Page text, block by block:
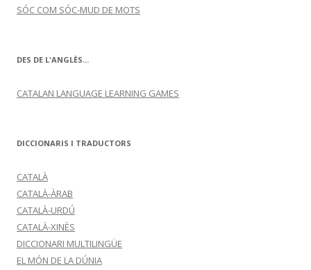
SÓC COM SÓC-MUD DE MOTS
DES DE L'ANGLÈS...
CATALAN LANGUAGE LEARNING GAMES
DICCIONARIS I TRADUCTORS
CATALÀ
CATALÀ-ÀRAB
CATALÀ-URDÚ
CATALÀ-XINÈS
DICCIONARI MULTILINGÜE
EL MÓN DE LA DÚNIA